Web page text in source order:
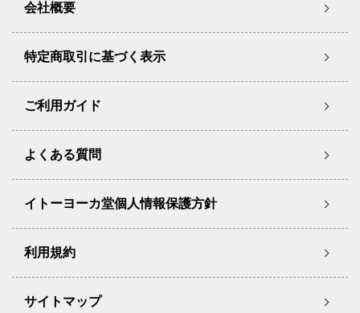
会社概要
特定商取引に基づく表示
ご利用ガイド
よくある質問
イトーヨーカ堂個人情報保護方針
利用規約
サイトマップ